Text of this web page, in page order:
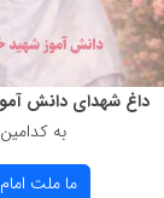
داغ شهدای دانش
به
ما ملت